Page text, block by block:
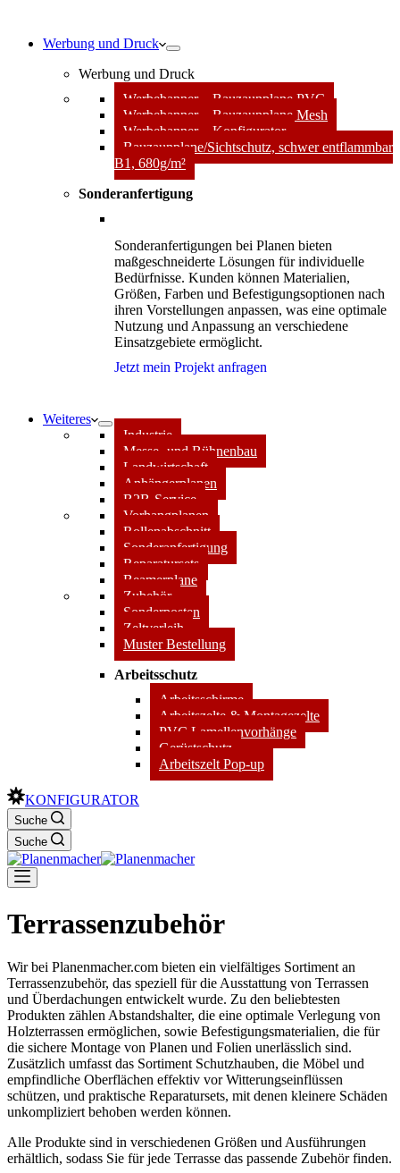
Werbung und Druck
Werbung und Druck
Werbebanner – Bauzaunplane PVC
Werbebanner – Bauzaunplane Mesh
Werbebanner – Konfigurator
Bauzaunplane/Sichtschutz, schwer entflammbar
B1, 680g/m²
Sonderanfertigung
Sonderanfertigungen bei Planen bieten
maßgeschneiderte Lösungen für individuelle
Bedürfnisse. Kunden können Materialien,
Größen, Farben und Befestigungsoptionen nach
ihren Vorstellungen anpassen, was eine optimale
Nutzung und Anpassung an verschiedene
Einsatzgebiete ermöglicht.
Jetzt mein Projekt anfragen
Weiteres
Industrie
Messe- und Bühnenbau
Landwirtschaft
Anhängerplanen
B2B-Service
Vorhangplanen
Rollenabschnitt
Sonderanfertigung
Reparatursets
Beamerplane
Zubehör
Sonderposten
Zeltverleih
Muster Bestellung
Arbeitsschutz
Arbeitsschirme
Arbeitszelte & Montagezelte
PVC Lamellenvorhänge
Gerüstschutz
Arbeitszelt Pop-up
KONFIGURATOR
Suche
Suche
Terrassenzubehör
Wir bei Planenmacher.com bieten ein vielfältiges Sortiment an
Terrassenzubehör, das speziell für die Ausstattung von Terrassen
und Überdachungen entwickelt wurde. Zu den beliebtesten
Produkten zählen Abstandshalter, die eine optimale Verlegung von
Holzterrassen ermöglichen, sowie Befestigungsmaterialien, die für
die sichere Montage von Planen und Folien unerlässlich sind.
Zusätzlich umfasst das Sortiment Schutzhauben, die Möbel und
empfindliche Oberflächen effektiv vor Witterungseinflüssen
schützen, und praktische Reparatursets, mit denen kleinere Schäden
unkompliziert behoben werden können.
Alle Produkte sind in verschiedenen Größen und Ausführungen
erhältlich, sodass Sie für jede Terrasse das passende Zubehör finden.